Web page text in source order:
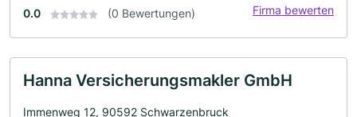
0.0 (0 Bewertungen) Firma bewerten
Hanna Versicherungsmakler GmbH
Immenweg 12, 90592 Schwarzenbruck